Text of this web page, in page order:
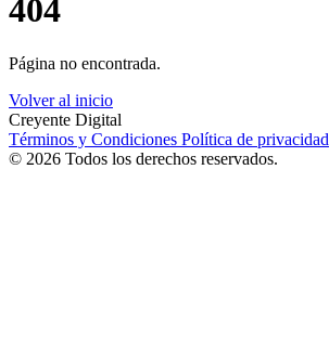
404
Página no encontrada.
Volver al inicio
Creyente Digital
Términos y Condiciones Política de privacidad
© 2026 Todos los derechos reservados.